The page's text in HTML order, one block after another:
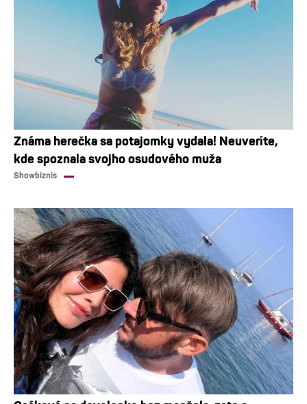
Známa herečka sa potajomky vydala! Neuveríte,
kde spoznala svojho osudového muža
Showbiznis